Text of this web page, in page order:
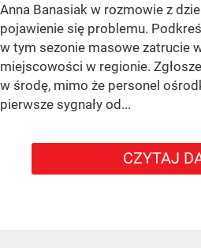
Anna Banasiak w rozmowie z
pojawienie się problemu.
w tym sezonie masowe zatrucie
miejscowości w regionie.
w środę, mimo że personel
pierwsze sygnały od...
CZYTAJ